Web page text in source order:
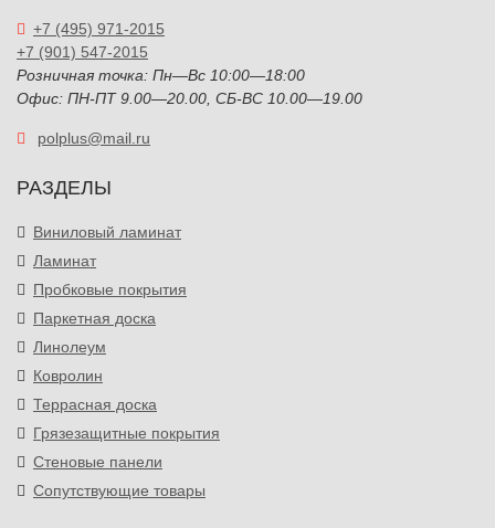
+7 (495) 971-2015
+7 (901) 547-2015
Розничная точка: Пн—Вс 10:00—18:00
Офис: ПН-ПТ 9.00—20.00, СБ-ВС 10.00—19.00
polplus@mail.ru
РАЗДЕЛЫ
Виниловый ламинат
Ламинат
Пробковые покрытия
Паркетная доска
Линолеум
Ковролин
Террасная доска
Грязезащитные покрытия
Стеновые панели
Сопутствующие товары